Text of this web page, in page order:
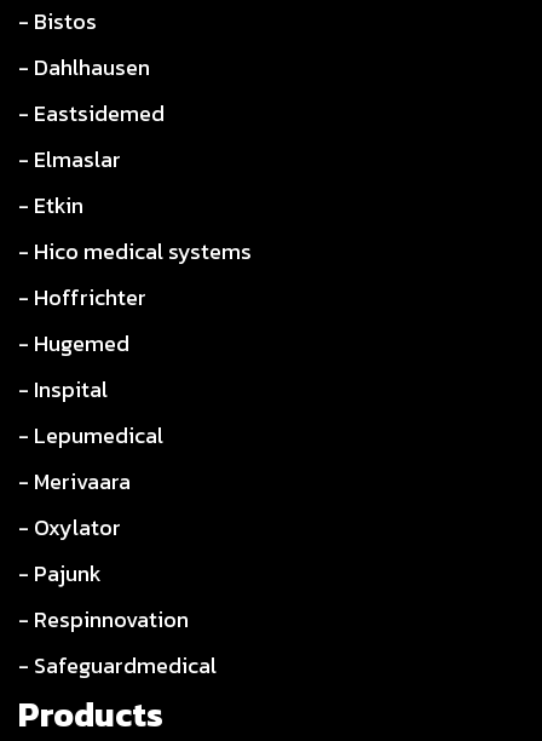
- Bistos
- Dahlhausen
- Eastsidemed
- Elmaslar
- Etkin
- Hico medical systems
- Hoffrichter
- Hugemed
- Inspital
- Lepumedical
- Merivaara
- Oxylator
- Pajunk
- Respinnovation
- Safeguardmedical
Products